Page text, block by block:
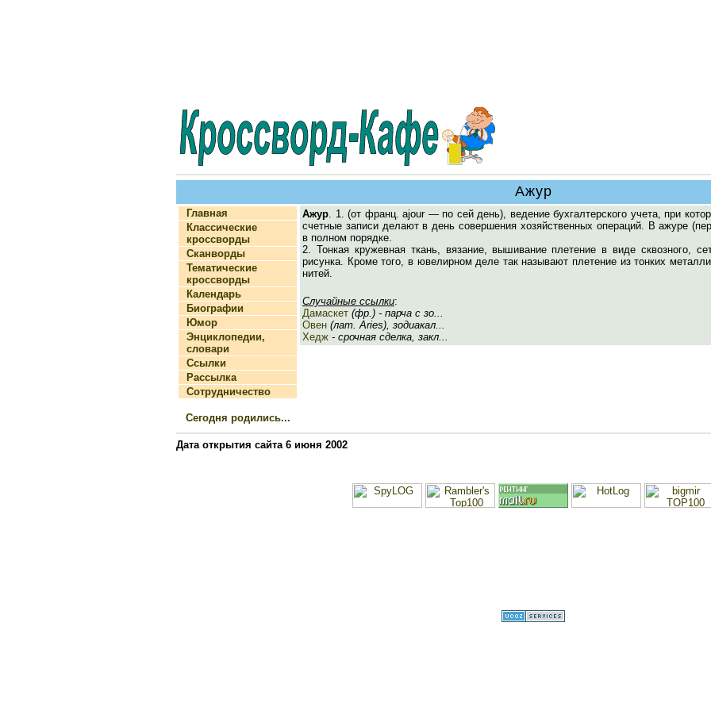
Ажур
Главная
Классические
кроссворды
Сканворды
Тематические
кроссворды
Календарь
Биографии
Юмор
Энциклопедии,
словари
Ссылки
Рассылка
Сотрудничество
Сегодня родились...
Ажур. 1. (от франц. ajour — по сей день), ведение бухгалтерского учета, при
счетные записи делают в день совершения хозяйственных операций. В ажуре
в полном порядке.
2. Тонкая кружевная ткань, вязание, вышивание плетение в виде сквозного,
рисунка. Кроме того, в ювелирном деле так называют плетение из тонких
нитей.
Случайные ссылки:
Дамаскет (фр.) - парча с зо...
Овен (лат. Aries), зодиакал...
Хедж - срочная сделка, закл...
Дата открытия сайта 6 июня 2002